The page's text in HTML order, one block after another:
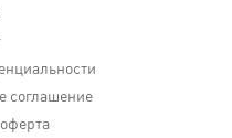
соглашение